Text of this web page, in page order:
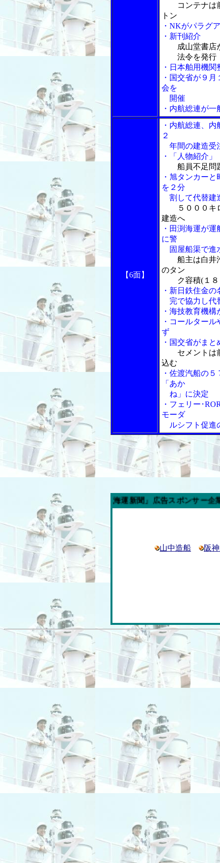
コンテナは
トン
・NKがパラグ
・新刊紹介
成山堂書店
法令を発行
・日本舶用機
・国交省が９
会を
開催
・内航総連が
【6面】
・内航総連、
２
年間の建造受
・「人物紹介
船員不足問
・旭タンカー
を２分
割して代替建
５０００
建造へ
・田渕海運が
に警
固屋船渠で進
船主は白井
のタン
ク容積(１８
・新日鉄住金
完で協力し代
・海技教育機
・コールター
ず
・国交省がま
セメントは
込む
・佐渡汽船の
「あか
ね」に決定
・フェリー･
モーダ
ルシフト促進
今週の「内航海運新聞」広告スポンサー企業
山中造船 阪